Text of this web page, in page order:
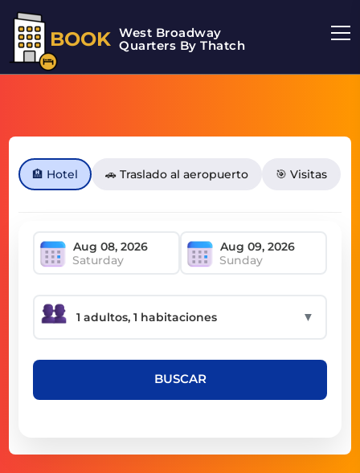
BOOK West Broadway
Quarters By Thatch
🏨 Hotel 🚗 Traslado al aeropuerto 🎯 Visitas
Saturday Sunday
▼
BUSCAR